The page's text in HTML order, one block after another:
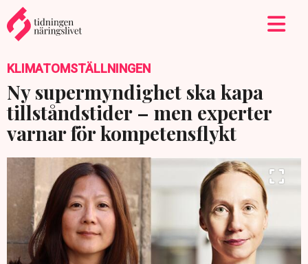
KLIMATOMSTÄLLNINGEN
Ny supermyndighet ska kapa
tillståndstider – men experter
varnar för kompetensflykt